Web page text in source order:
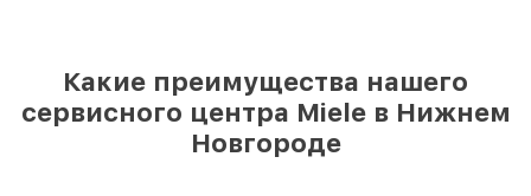
Какие преимущества нашего
сервисного центра Miele в Нижнем
Новгороде